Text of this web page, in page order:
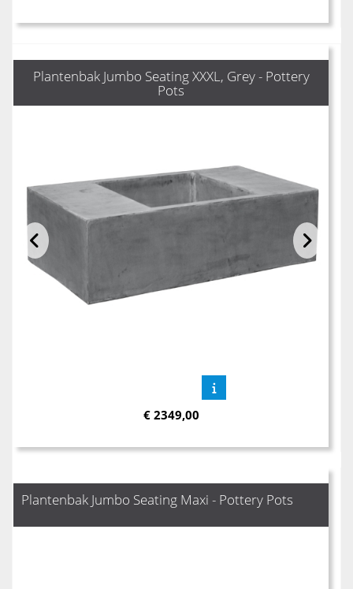
Plantenbak Jumbo Seating XXXL, Grey - Pottery
Pots
€ 2349,00
Plantenbak Jumbo Seating Maxi - Pottery Pots